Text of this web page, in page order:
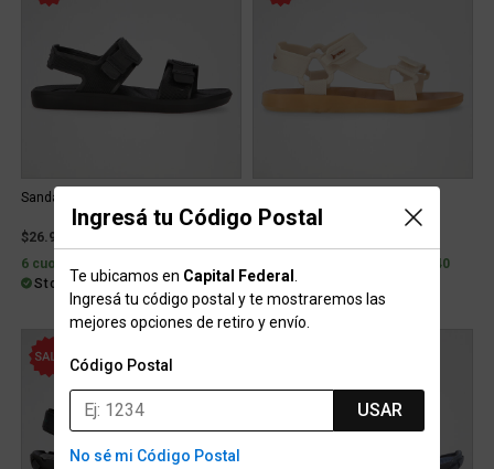
Ingresá tu Código Postal
Te ubicamos en Capital Federal
Ingresá tu código postal y te mostraremos las
mejores opciones de retiro y envío.
Código Postal
USAR
No sé mi Código Postal
Sandalias Rider Fast Hombre
$26.999
6 cuotas con interés de $5.953
Stock para envío
6 cuotas con interés de $9.040
Stock para envío
22% OFF